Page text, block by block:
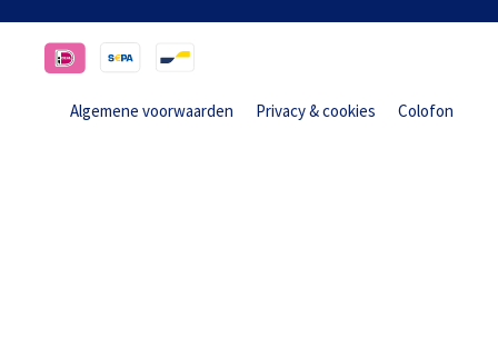
Algemene voorwaarden Privacy & cookies Colofon